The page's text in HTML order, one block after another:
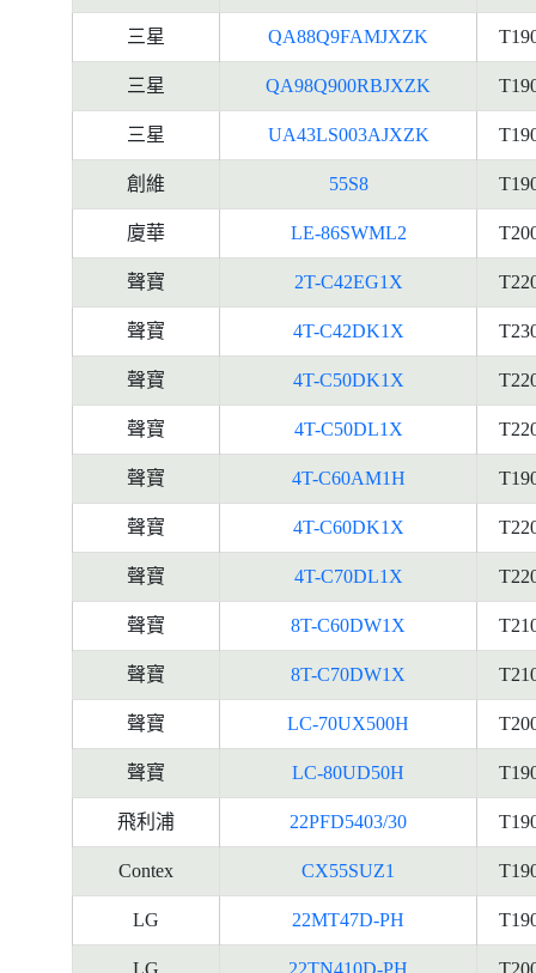
三星 QA88Q9FAMJXZK
三星 QA98Q900RBJXZK
三星 UA43LS003AJXZK
創維 55S8
廈華 LE-86SWML2
聲寶 2T-C42EG1X
聲寶 4T-C42DK1X
聲寶 4T-C50DK1X
聲寶 4T-C50DL1X
聲寶 4T-C60AM1H
聲寶 4T-C60DK1X
聲寶 4T-C70DL1X
聲寶 8T-C60DW1X
聲寶 8T-C70DW1X
聲寶 LC-70UX500H
聲寶 LC-80UD50H
飛利浦 22PFD5403/30
Contex CX55SUZ1
LG 22MT47D-PH
LG 22TN410D-PH